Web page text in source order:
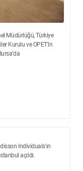
Müdürlüğü, Türkiye
Kurulu ve OPET’in
Individuals'ın
açıldı.